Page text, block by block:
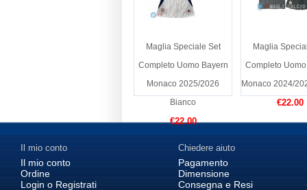
Maglia Speciale Set
Completo Uomo Bayern
Monaco 2025/2026
Bianco
€22.00
Maglia
Completo
Monaco 2024/
€22.00
Il mio conto
Il mio conto
Ordine
Login o Registrati
Chiedere aiuto
Pagamento
Dimensione
Consegna e Resi